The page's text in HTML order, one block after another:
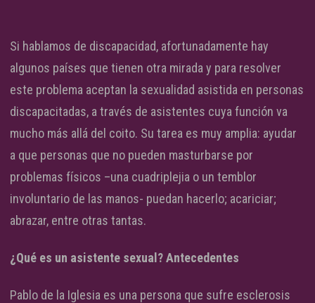
Si hablamos de discapacidad, afortunadamente hay
algunos países que tienen otra mirada y para resolver
este problema aceptan la sexualidad asistida en personas
discapacitadas, a través de asistentes cuya función va
mucho más allá del coito. Su tarea es muy amplia: ayudar
a que personas que no pueden masturbarse por
problemas físicos –una cuadriplejia o un temblor
involuntario de las manos- puedan hacerlo; acariciar;
abrazar, entre otras tantas.
¿Qué es un asistente sexual? Antecedentes
Pablo de la Iglesia es una persona que sufre esclerosis